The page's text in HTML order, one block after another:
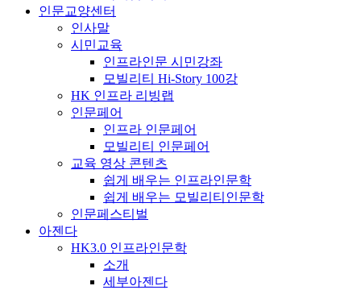
인문교양센터
인사말
시민교육
인프라인문 시민강좌
모빌리티 Hi-Story 100강
HK 인프라 리빙랩
인문페어
인프라 인문페어
모빌리티 인문페어
교육 영상 콘텐츠
쉽게 배우는 인프라인문학
쉽게 배우는 모빌리티인문학
인문페스티벌
아젠다
HK3.0 인프라인문학
소개
세부아젠다